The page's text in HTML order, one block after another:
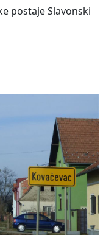
postaje Slavonski